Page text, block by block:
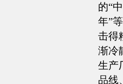
的“
年”
击得
渐冷
生产
品线